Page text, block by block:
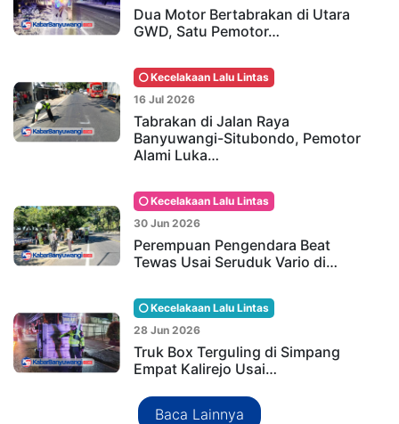
Dua Motor Bertabrakan di Utara
GWD, Satu Pemotor…
Kecelakaan Lalu Lintas
16 Jul 2026
Tabrakan di Jalan Raya
Banyuwangi-Situbondo, Pemotor
Alami Luka…
Kecelakaan Lalu Lintas
30 Jun 2026
Perempuan Pengendara Beat
Tewas Usai Seruduk Vario di…
Kecelakaan Lalu Lintas
28 Jun 2026
Truk Box Terguling di Simpang
Empat Kalirejo Usai…
Baca Lainnya